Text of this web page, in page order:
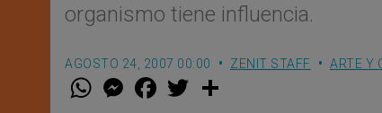
organismo tiene influencia.
AGOSTO 24, 2007 00:00 ZENIT STAFF ARTE Y
W M
e
F
a w